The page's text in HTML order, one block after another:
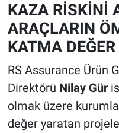
KAZA RİSKİNİ
ARAÇLARIN
KATMA
RS Assurance Ürün
Direktörü Nilay Gür
olmak üzere
değer yaratan